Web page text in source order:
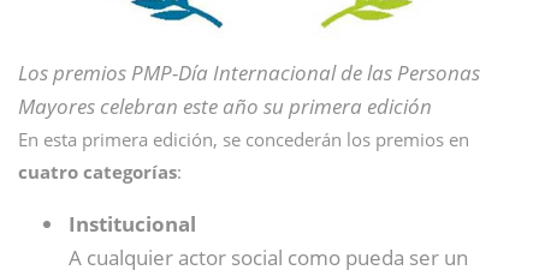
Los premios PMP-Día Internacional de las Personas
Mayores celebran este año su primera edición
En esta primera edición, se concederán los premios en
cuatro categorías:
Institucional
A cualquier actor social como pueda ser un